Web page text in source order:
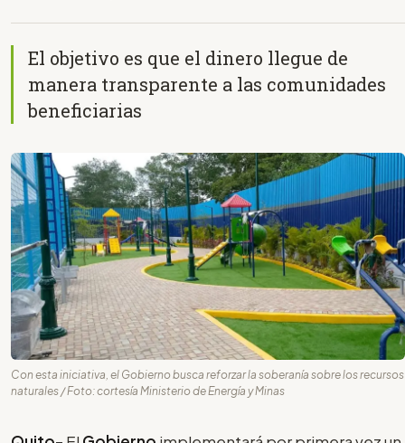
El objetivo es que el dinero llegue de
manera transparente a las comunidades
beneficiarias
Con esta iniciativa, el Gobierno busca reforzar la soberanía sobre los recursos
naturales / Foto: cortesía Ministerio de Energía y Minas